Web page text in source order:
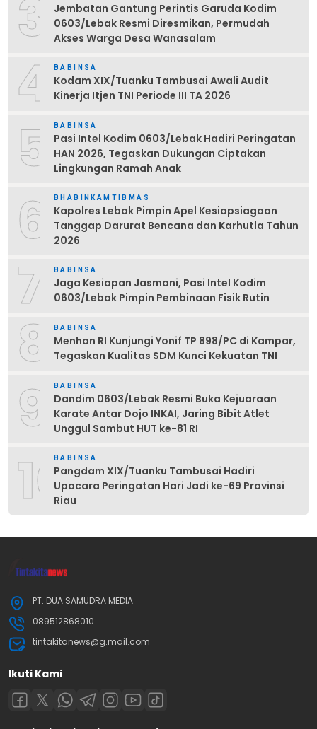
3
Jembatan Gantung Perintis Garuda Kodim
0603/Lebak Resmi Diresmikan, Permudah
Akses Warga Desa Wanasalam
4 BABINSA
Kodam XIX/Tuanku Tambusai Awali Audit
Kinerja Itjen TNI Periode III TA 2026
5 BABINSA
Pasi Intel Kodim 0603/Lebak Hadiri Peringatan
HAN 2026, Tegaskan Dukungan Ciptakan
Lingkungan Ramah Anak
6 BHABINKAMTIBMAS
Kapolres Lebak Pimpin Apel Kesiapsiagaan
Tanggap Darurat Bencana dan Karhutla Tahun
2026
7 BABINSA
Jaga Kesiapan Jasmani, Pasi Intel Kodim
0603/Lebak Pimpin Pembinaan Fisik Rutin
8 BABINSA
Menhan RI Kunjungi Yonif TP 898/PC di Kampar,
Tegaskan Kualitas SDM Kunci Kekuatan TNI
9 BABINSA
Dandim 0603/Lebak Resmi Buka Kejuaraan
Karate Antar Dojo INKAI, Jaring Bibit Atlet
Unggul Sambut HUT ke-81 RI
10BABINSA
Pangdam XIX/Tuanku Tambusai Hadiri
Upacara Peringatan Hari Jadi ke-69 Provinsi
Riau
PT. DUA SAMUDRA MEDIA
089512868010
tintakitanews@g.mail.com
Ikuti Kami